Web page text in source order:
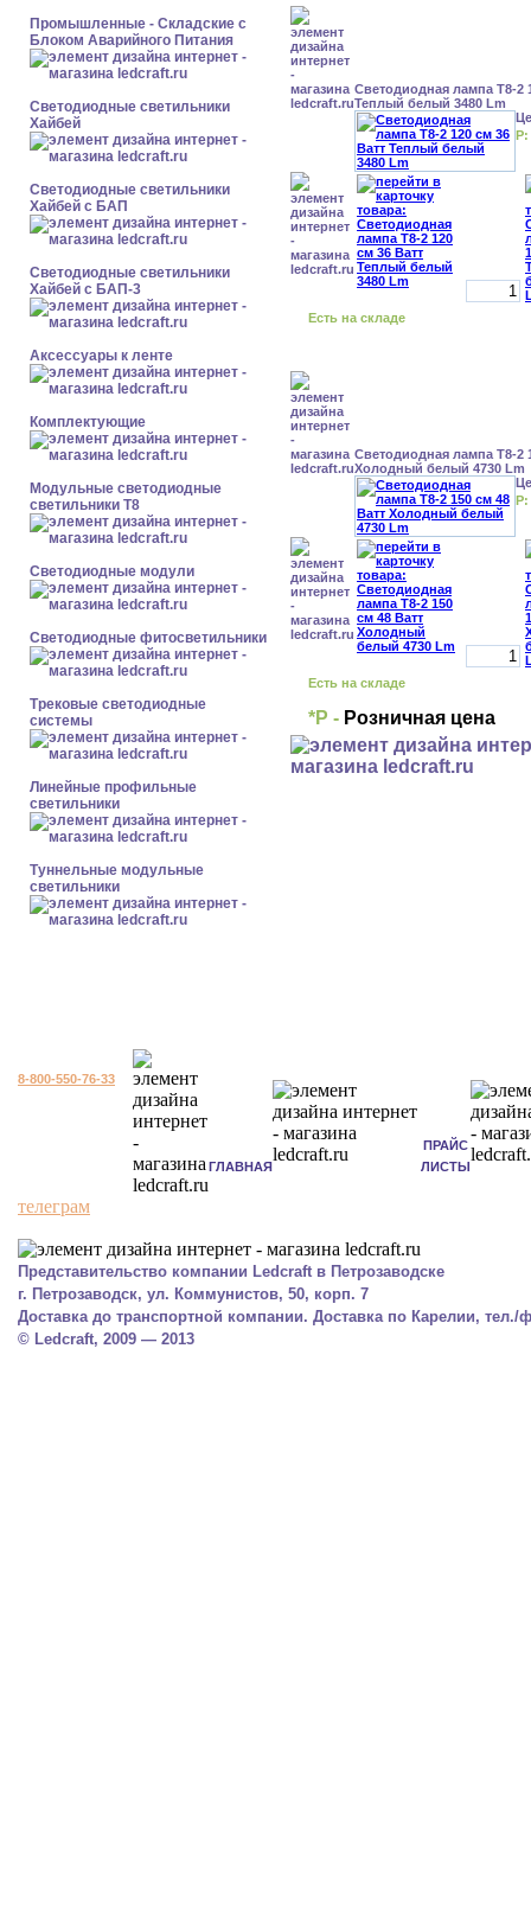
Промышленные - Складские с
Блоком Аварийного Питания
Светодиодные светильники
Хайбей
Светодиодные светильники
Хайбей с БАП
Светодиодные светильники
Хайбей с БАП-3
Аксессуары к ленте
Комплектующие
Модульные светодиодные
светильники Т8
Светодиодные модули
Светодиодные фитосветильники
Трековые светодиодные
системы
Линейные профильные
светильники
Туннельные модульные
светильники
Светодиодная лампа Т8-2
Теплый белый 3480 Lm
Р:
Есть на складе
Светодиодная лампа Т8-2
Холодный белый 4730 Lm
Р:
Есть на складе
*Р - Розничная цена
8-800-550-76-33
ГЛАВНАЯ
ПРАЙС
ЛИСТЫ
телеграм
Представительство компании Ledcraft в Петрозаводске
г. Петрозаводск, ул. Коммунистов, 50, корп. 7
Доставка до транспортной компании. Доставка по Карелии, тел./
© Ledcraft, 2009 — 2013